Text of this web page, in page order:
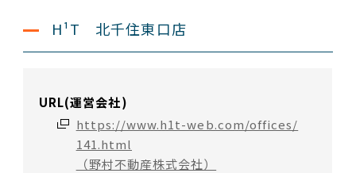
H¹T 北千住東口店
URL(運営会社)
https://www.h1t-web.com/offices/
141.html
（野村不動産株式会社）